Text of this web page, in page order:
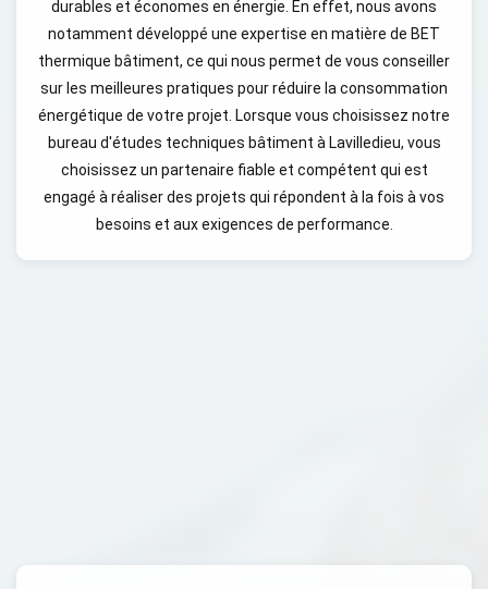
durables et économes en énergie. En effet, nous avons
notamment développé une expertise en matière de BET
thermique bâtiment, ce qui nous permet de vous conseiller
sur les meilleures pratiques pour réduire la consommation
énergétique de votre projet. Lorsque vous choisissez notre
bureau d'études techniques bâtiment à Lavilledieu, vous
choisissez un partenaire fiable et compétent qui est
engagé à réaliser des projets qui répondent à la fois à vos
besoins et aux exigences de performance.